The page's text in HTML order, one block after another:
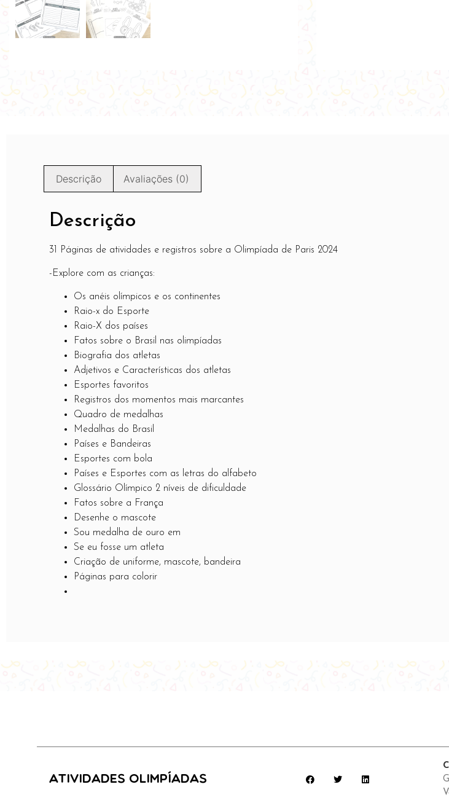
Descrição Avaliações (0)
Descrição
31 Páginas de atividades e registros sobre a Olimpíada de Paris 2024
-Explore com as crianças:
Os anéis olímpicos e os continentes
Raio-x do Esporte
Raio-X dos países
Fatos sobre o Brasil nas olimpíadas
Biografia dos atletas
Adjetivos e Características dos atletas
Esportes favoritos
Registros dos momentos mais marcantes
Quadro de medalhas
Medalhas do Brasil
Países e Bandeiras
Esportes com bola
Países e Esportes com as letras do alfabeto
Glossário Olímpico 2 níveis de dificuldade
Fatos sobre a França
Desenhe o mascote
Sou medalha de ouro em
Se eu fosse um atleta
Criação de uniforme, mascote, bandeira
Páginas para colorir
Atividades Olimpíadas